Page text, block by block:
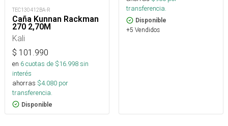
TEC130412BA-R
Caña Kunnan Rackman
270 2,70M
Kali
$ 101.990
en 6cuotas de $16.998sin
interés
ahorras $4.080 por
transferencia.
Disponible
transferencia.
Disponible
+5 Vendidos